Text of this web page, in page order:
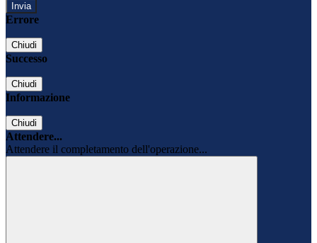
Errore
Chiudi
Successo
Chiudi
Informazione
Chiudi
Attendere...
Attendere il completamento dell'operazione...